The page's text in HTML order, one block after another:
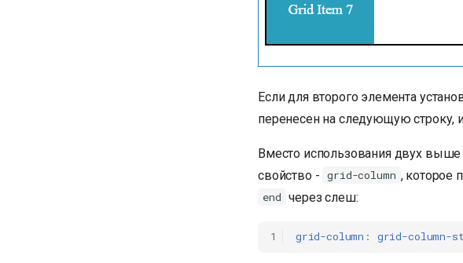
Если для второго элемента
перенесен на следующую строку,
Вместо использования двух
свойство - grid-column , которое
end через слеш:
1 grid-column : grid-column-